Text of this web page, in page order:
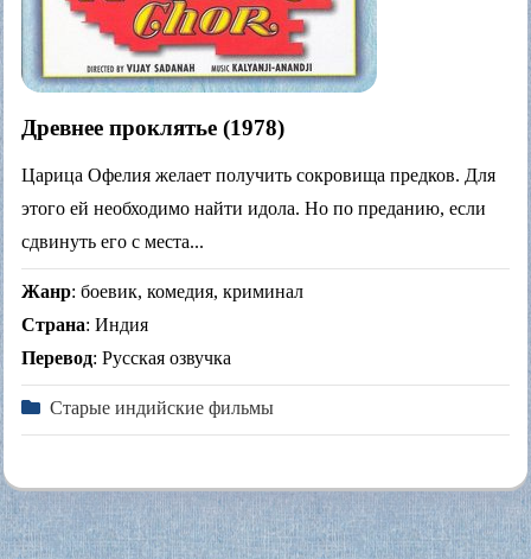
Древнее проклятье (1978)
Царица Офелия желает получить сокровища предков. Для
этого ей необходимо найти идола. Но по преданию, если
сдвинуть его с места...
Жанр: боевик, комедия, криминал
Страна: Индия
Перевод: Русская озвучка
Старые индийские фильмы